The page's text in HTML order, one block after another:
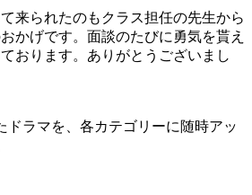
来られたのもクラス担任の先生から
かげです。面談のたびに勇気を貰え
おります。ありがとうございまし
ドラマを、各カテゴリーに随時アッ